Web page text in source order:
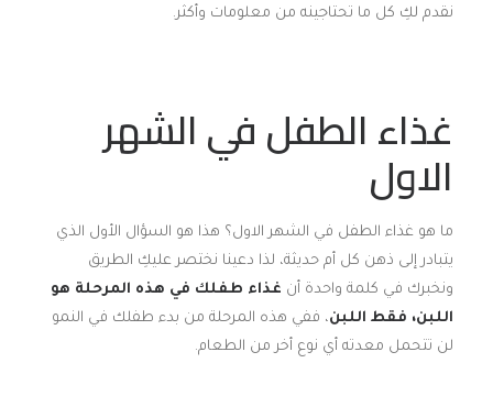
نقدم لكِ كل ما تحتاجينه من معلومات وأكثر.
غذاء الطفل في الشهر
الاول
ما هو غذاء الطفل في الشهر الاول؟ هذا هو السؤال الأول الذي
يتبادر إلى ذهن كل أم حديثة، لذا دعينا نختصر عليكِ الطريق
ونخبرك في كلمة واحدة أن غذاء طفلك في هذه المرحلة هو
اللبن، فقط اللبن، ففي هذه المرحلة من بدء طفلك في النمو
لن تتحمل معدته أي نوع أخر من الطعام.